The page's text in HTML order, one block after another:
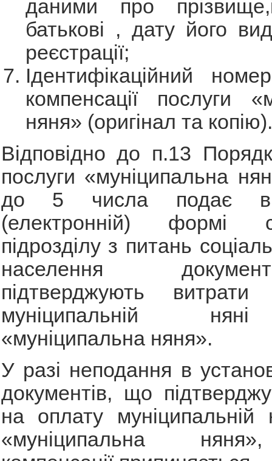
даними про
батькові , дату його
реєстрації;
Ідентифікаційний
компенсації послуги
няня» (оригінал та копію).
Відповідно до п.13
послуги «муніципальна
до 5 числа подає в
(електронній) формі
підрозділу з питань
населення
підтверджують
муніципальній
«муніципальна няня».
У разі неподання в
документів, що
на оплату муніципальній
«муніципальна